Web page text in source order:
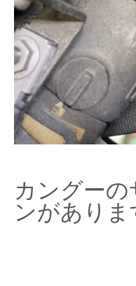
カングー
ンがありま